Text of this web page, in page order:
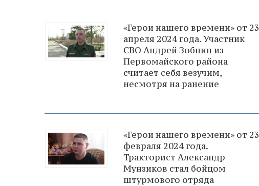
«Герои нашего времени» от 23
апреля 2024 года. Участник
СВО Андрей Зобнин из
Первомайского района
считает себя везучим,
несмотря на ранение
«Герои нашего времени» от 23
февраля 2024 года.
Тракторист Александр
Мунзиков стал бойцом
штурмового отряда